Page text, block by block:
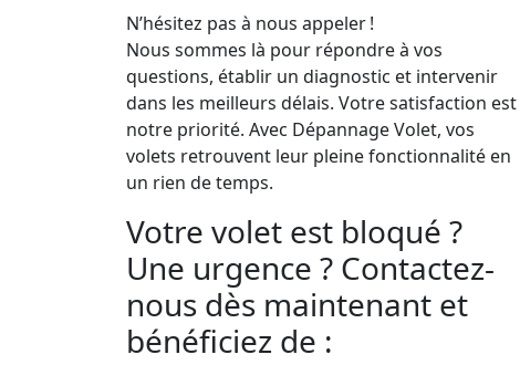
N’hésitez pas à nous appeler !
Nous sommes là pour répondre à vos
questions, établir un diagnostic et intervenir
dans les meilleurs délais. Votre satisfaction est
notre priorité. Avec Dépannage Volet, vos
volets retrouvent leur pleine fonctionnalité en
un rien de temps.
Votre volet est bloqué ?
Une urgence ? Contactez-
nous dès maintenant et
bénéficiez de :